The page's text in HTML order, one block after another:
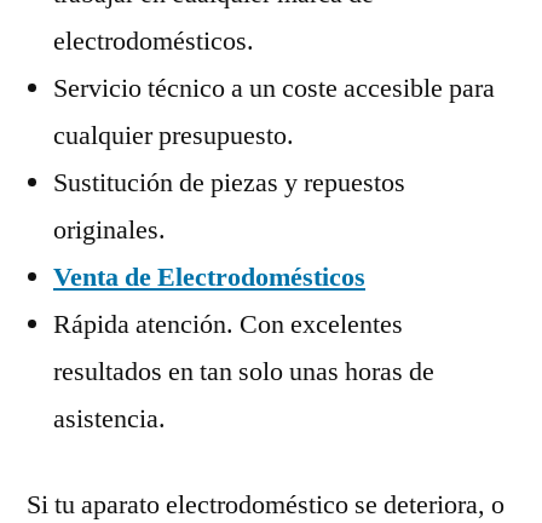
electrodomésticos.
Servicio técnico a un coste accesible para
cualquier presupuesto.
Sustitución de piezas y repuestos
originales.
Venta de Electrodomésticos
Rápida atención. Con excelentes
resultados en tan solo unas horas de
asistencia.
Si tu aparato electrodoméstico se deteriora, o